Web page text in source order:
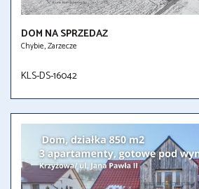
DOM NA SPRZEDAŻ
Chybie, Zarzecze
KLS-DS-16042